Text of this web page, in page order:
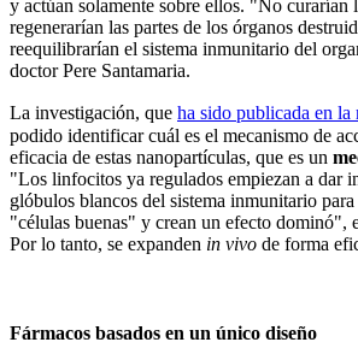
y actúan solamente sobre ellos. "No curarían
regenerarían las partes de los órganos
reequilibrarían el sistema inmunitario del
doctor Pere Santamaria.
La investigación, que ha sido publicada en la
podido identificar cuál es el mecanismo de
eficacia de estas nanopartículas, que es un
"Los linfocitos ya regulados empiezan a dar
glóbulos blancos del sistema inmunitario
"células buenas" y crean un efecto dominó",
Por lo tanto, se expanden in vivo de forma
Fármacos basados ​​en un único diseño